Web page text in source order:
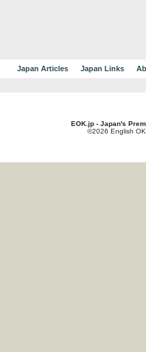
Japan Articles Japan Links
EOK.jp - Japan's
©2026 English